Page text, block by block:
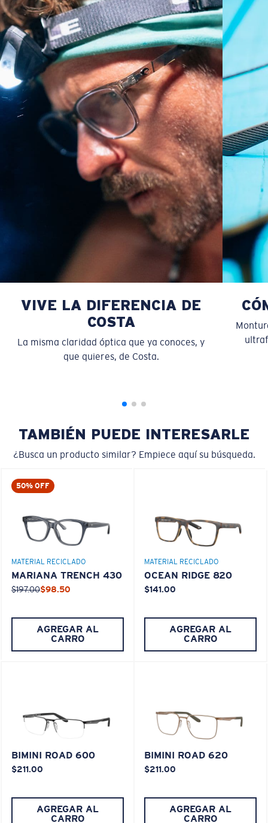
Curva base 6 - Cobertura media
Monturas con cobertura y diseño envolvente medios
que valoran el estilo pero siguen ofreciendo el mejor
rendimiento.
¿No tiene a mano una regla de medir?
Use esta práctica guía para calcular el ajuste que
S M
Es posible que necesite una montura
¿Se ajusta en el centro?
Es posible que necesite una montura
¿Se ajusta en las dos últimas posiciones?
VIVE LA DIFERENCIA DE
COSTA
La misma claridad óptica que ya conoces, y
que quieres, de Costa.
TAMBIÉN PUEDE INTERESARLE
¿Busca un producto similar? Empiece aquí su búsqueda.
50% OFF
MATERIAL RECICLADO
MARIANA TRENCH 430
$197.00$98.50
AGREGAR AL
CARRO
MATERIAL RECICLADO
OCEAN RIDGE 820
$141.00
AGREGAR AL
CARRO
BIMINI ROAD 600
$211.00
AGREGAR AL
CARRO
BIMINI ROAD 620
$211.00
AGREGAR AL
CARRO